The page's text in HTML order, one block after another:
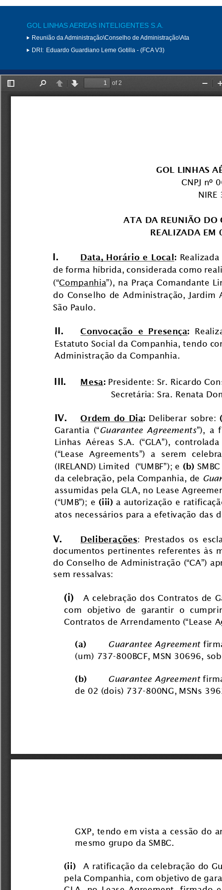
GOL LINHAS AEREAS INTELIGENTES S.A.
Reunião da Administração\Conselho de Administração\Ata
DRI: Eduardo Guardiano Leme Gotilla - (FCA V3)